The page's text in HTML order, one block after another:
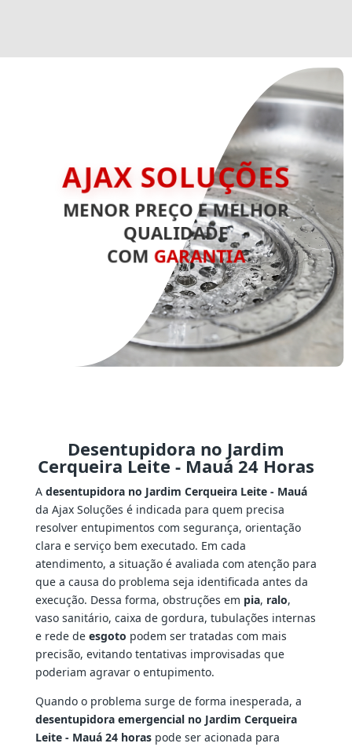
AJAX SOLUÇÕES
MENOR PREÇO E MELHOR
QUALIDADE
COM GARANTIA
Desentupidora no Jardim
Cerqueira Leite - Mauá 24 Horas
A desentupidora no Jardim Cerqueira Leite - Mauá
da Ajax Soluções é indicada para quem precisa
resolver entupimentos com segurança, orientação
clara e serviço bem executado. Em cada
atendimento, a situação é avaliada com atenção para
que a causa do problema seja identificada antes da
execução. Dessa forma, obstruções em pia, ralo,
vaso sanitário, caixa de gordura, tubulações internas
e rede de esgoto podem ser tratadas com mais
precisão, evitando tentativas improvisadas que
poderiam agravar o entupimento.
Quando o problema surge de forma inesperada, a
desentupidora emergencial no Jardim Cerqueira
Leite - Mauá 24 horaspode ser acionada para